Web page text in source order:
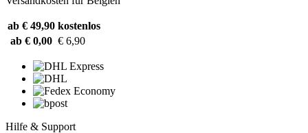
ab € 49,90 kostenlos
ab € 0,00 € 6,90
Hilfe & Support